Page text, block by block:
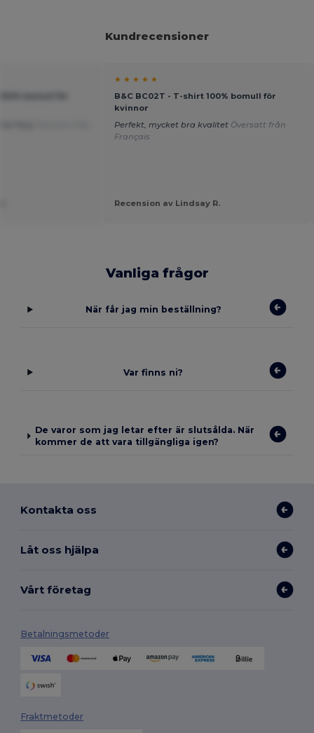
Kundrecensioner
★ ★ ★ ★ ★
B&C BC02T - T-shirt 100% bomull för
kvinnor
Perfekt, mycket bra kvalitet Översatt från
Français
Recension av Lindsay R.
Vanliga frågor
När får jag min beställning?
Var finns ni?
De varor som jag letar efter är slutsålda. När
kommer de att vara tillgängliga igen?
Kontakta oss
Låt oss hjälpa
Vårt företag
Betalningsmetoder
Fraktmetoder